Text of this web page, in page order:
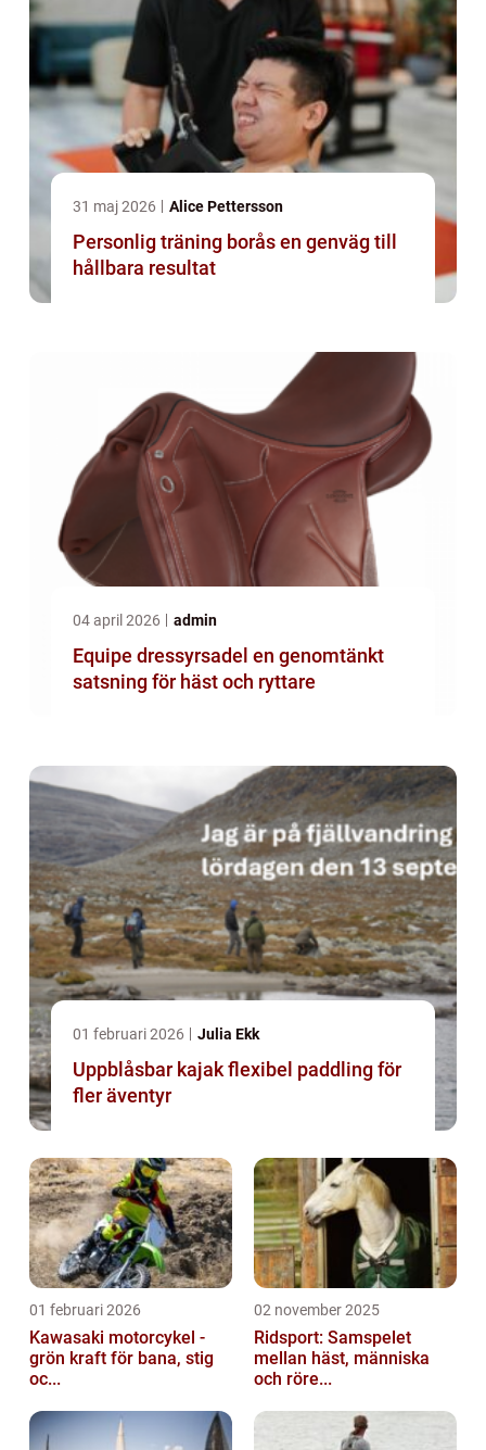
31 maj 2026 Alice Pettersson
Personlig träning borås en genväg till
hållbara resultat
04 april 2026 admin
Equipe dressyrsadel en genomtänkt
satsning för häst och ryttare
01 februari 2026 Julia Ekk
Uppblåsbar kajak flexibel paddling för
fler äventyr
01 februari 2026
Kawasaki motorcykel -
grön kraft för bana, stig
oc...
02 november 2025
Ridsport: Samspelet
mellan häst, människa
och röre...